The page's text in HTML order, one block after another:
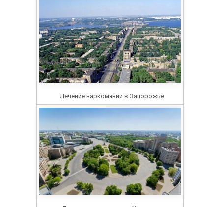
Лечение наркомании в Запорожье